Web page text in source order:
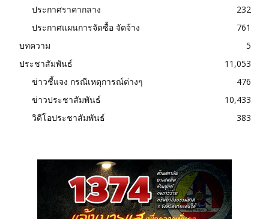
ประกาศราคากลาง
232
ประกาศแผนการจัดซื้อ จัดจ้าง
761
บทความ
5
ประชาสัมพันธ์
11,053
ข่าวชี้แจง กรณีเหตุการณ์ต่างๆ
476
ข่าวประชาสัมพันธ์
10,433
วิดีโอประชาสัมพันธ์
383